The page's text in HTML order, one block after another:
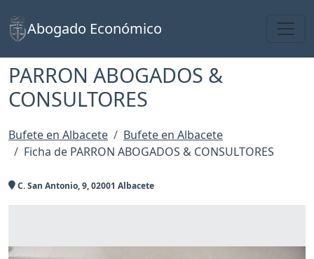
Abogado Económico
PARRON ABOGADOS &
CONSULTORES
Bufete en Albacete
Bufete en Albacete
Ficha de PARRON ABOGADOS & CONSULTORES
C. San Antonio, 9, 02001 Albacete